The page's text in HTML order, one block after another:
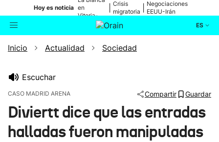
Hoy es noticia en
Vitoria-
Gasteiz
Crisis
migratoria
Negociaciones
EEUU-Irán
ES
Buscador Actualidad
Ikusmiran
Inicio Actualidad Sociedad
Escuchar
CASO MADRID ARENA Compartir Guardar
Diviertt dice que las entradas
halladas fueron manipuladas